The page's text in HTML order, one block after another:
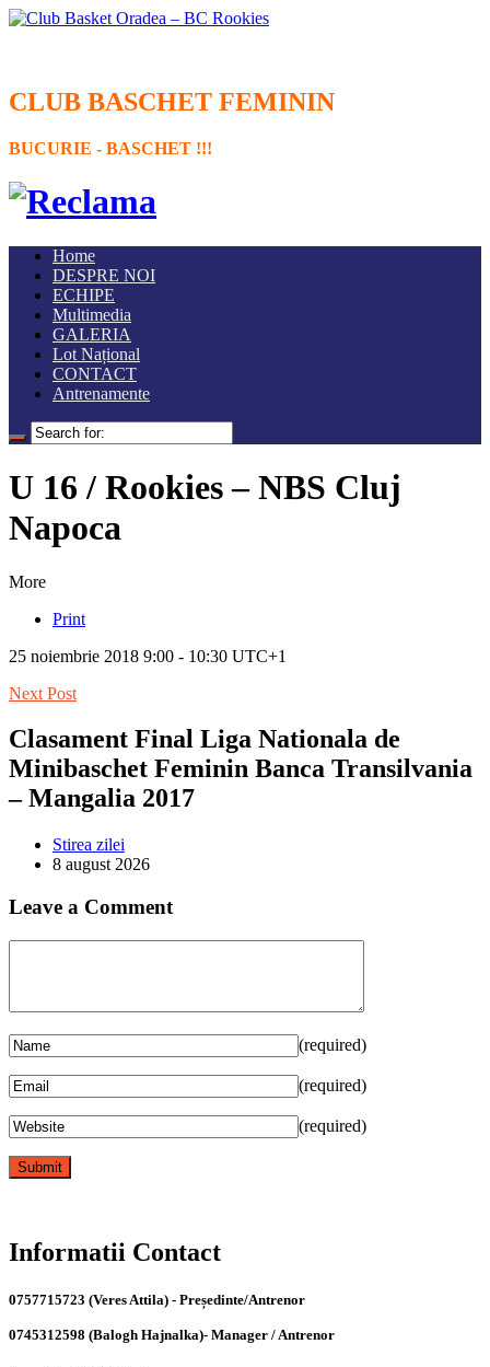
CLUB BASCHET FEMININ
BUCURIE - BASCHET !!!
Home
DESPRE NOI
ECHIPE
Multimedia
GALERIA
Lot Național
CONTACT
Antrenamente
U 16 / Rookies – NBS Cluj
Napoca
More
Print
25 noiembrie 2018 9:00 - 10:30 UTC+1
Next Post
Clasament Final Liga Nationala de
Minibaschet Feminin Banca Transilvania
– Mangalia 2017
Stirea zilei
8 august 2026
Leave a Comment
(required)
(required)
(required)
Informatii Contact
0757715723 (Veres Attila) - Președinte/Antrenor
0745312598 (Balogh Hajnalka)- Manager / Antrenor